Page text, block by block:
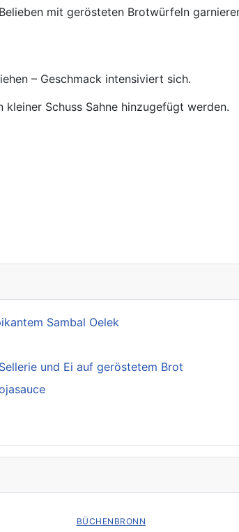
mit gerösteten Brotwürfeln
– Geschmack intensiviert sich.
Schuss Sahne hinzugefügt werden.
mit Garnelen
Sambal Oelek
und Ei auf geröstetem Brot
BÜCHENBRONN